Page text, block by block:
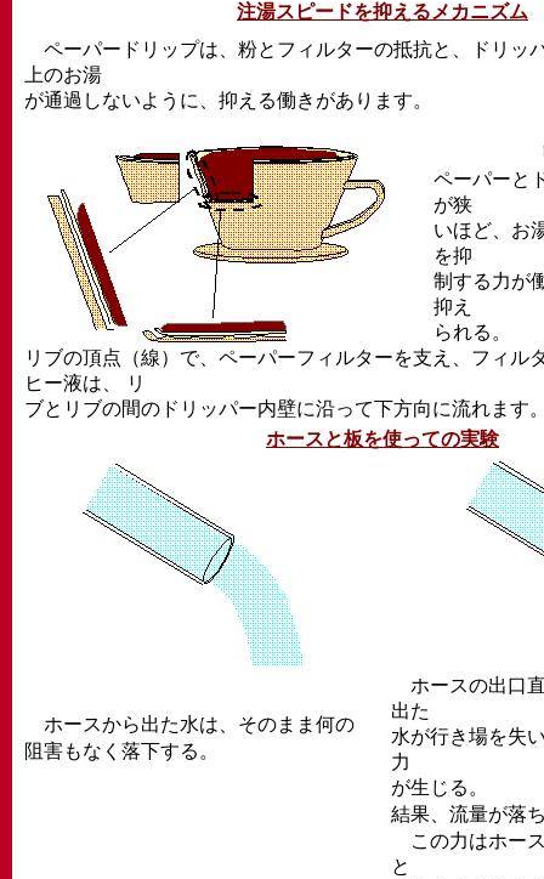
注湯スピードを抑えるメカニズム
ペーパードリップは、粉とフィルターの抵抗と、ドリッ
上のお湯
が通過しないように、抑える働きがあります。
ペーパーと
が狭
いほど、お
を抑
制する力が
抑え
られる。
リブの頂点（線）で、ペーパーフィルターを支え、フィル
ヒー液は、 リ
ブとリブの間のドリッパー内壁に沿って下方向に流れます
ホースと板を使っての実験
ホースから出た水は、そのまま何の
阻害もなく落下する。
ホースの出口
出た
水が行き場を失
力
が生じる。
結果、流量が落
この力はホー
と